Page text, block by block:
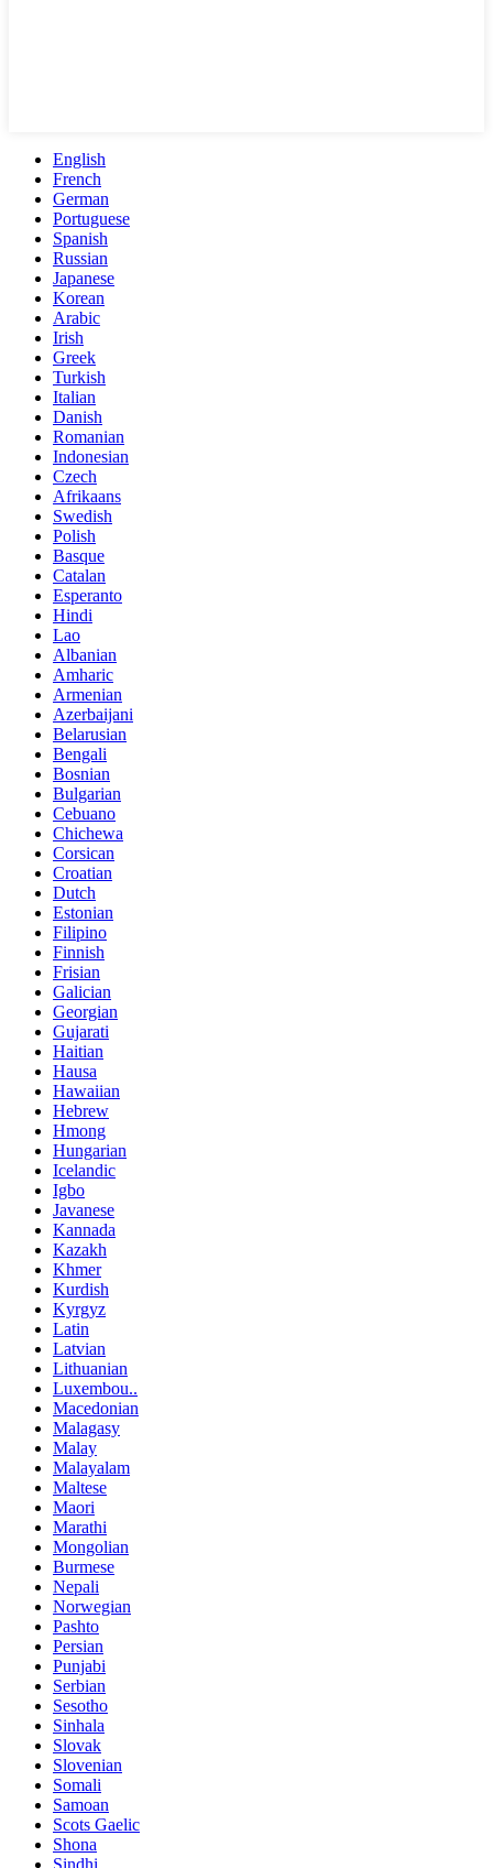
English
French
German
Portuguese
Spanish
Russian
Japanese
Korean
Arabic
Irish
Greek
Turkish
Italian
Danish
Romanian
Indonesian
Czech
Afrikaans
Swedish
Polish
Basque
Catalan
Esperanto
Hindi
Lao
Albanian
Amharic
Armenian
Azerbaijani
Belarusian
Bengali
Bosnian
Bulgarian
Cebuano
Chichewa
Corsican
Croatian
Dutch
Estonian
Filipino
Finnish
Frisian
Galician
Georgian
Gujarati
Haitian
Hausa
Hawaiian
Hebrew
Hmong
Hungarian
Icelandic
Igbo
Javanese
Kannada
Kazakh
Khmer
Kurdish
Kyrgyz
Latin
Latvian
Lithuanian
Luxembou..
Macedonian
Malagasy
Malay
Malayalam
Maltese
Maori
Marathi
Mongolian
Burmese
Nepali
Norwegian
Pashto
Persian
Punjabi
Serbian
Sesotho
Sinhala
Slovak
Slovenian
Somali
Samoan
Scots Gaelic
Shona